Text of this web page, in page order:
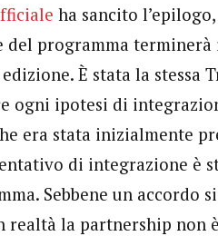
ha sancito
del programma terminerà
È stata la
ogni ipotesi di
era stata inizialmente
di integrazione è
Sebbene un accordo
realtà la partnership non